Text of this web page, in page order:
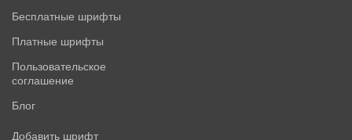
Бесплатные шрифты
Платные шрифты
Пользовательское
соглашение
Блог
Добавить шрифт